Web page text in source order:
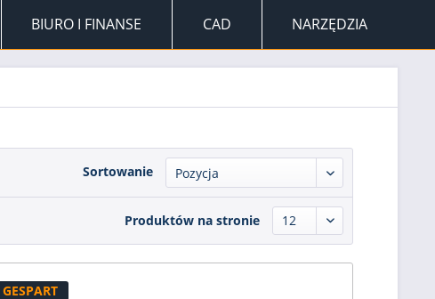
BIURO I FINANSE CAD NARZĘDZIA
Sortowanie
Produktów na stronie
GESPART